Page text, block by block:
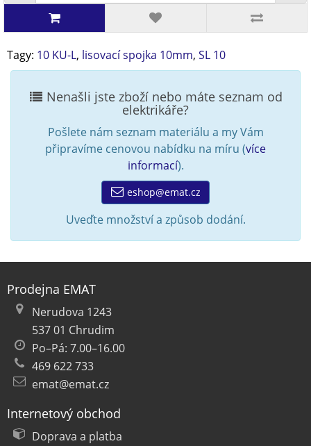
Tagy: 10 KU-L, lisovací spojka 10mm, SL 10
Nenašli jste zboží nebo máte seznam od
elektrikáře?
Pošlete nám seznam materiálu a my Vám
připravíme cenovou nabídku na míru (více
informací).
eshop@emat.cz
Uveďte množství a způsob dodání.
Prodejna EMAT
Nerudova 1243
537 01 Chrudim
Po–Pá: 7.00–16.00
469 622 733
emat@emat.cz
Internetový obchod
Doprava a platba